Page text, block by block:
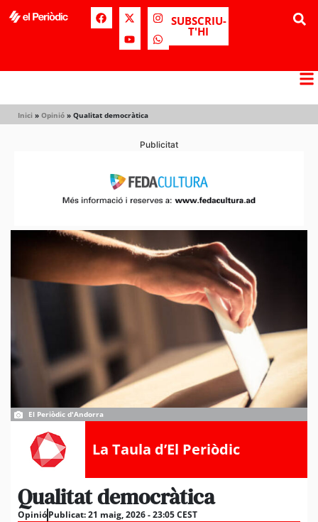
SUBSCRIU-
T'HI
Inici » Opinió » Qualitat democràtica
Publicitat
El Periòdic d'Andorra
La Taula d’El Periòdic
Qualitat democràtica
OpinióPublicat:21 maig, 2026 - 23:05 CEST